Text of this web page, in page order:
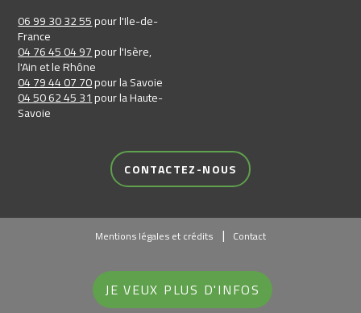
JE VEUX PLUS D'INFOS
06 99 30 32 55pour l'Ile-de-
France
04 76 45 04 97pour l'Isère,
l'Ain et le Rhône
04 79 44 07 70pour la Savoie
04 50 62 45 31 pour la Haute-
Savoie
CONTACTEZ-NOUS
Mentions légales et crédits Contact